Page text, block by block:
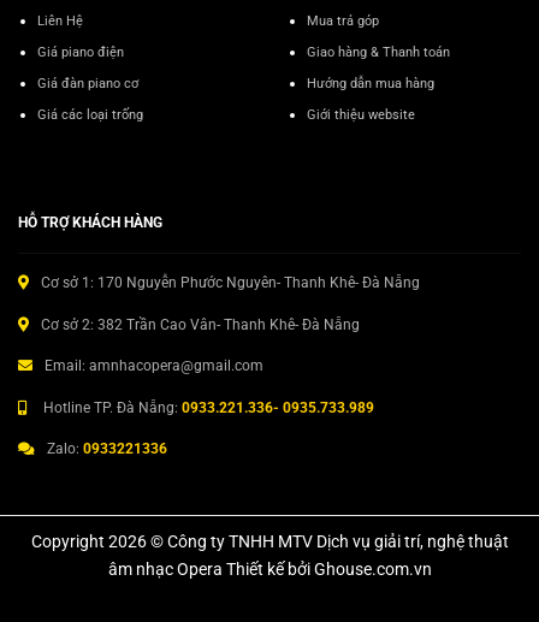
Liên Hệ
Giá piano điện
Giá đàn piano cơ
Giá các loại trống
Mua trả góp
Giao hàng & Thanh toán
Hướng dẫn mua hàng
Giới thiệu website
HỖ TRỢ KHÁCH HÀNG
Cơ sở 1: 170 Nguyễn Phước Nguyên- Thanh Khê- Đà Nẵng
Cơ sở 2: 382 Trần Cao Vân- Thanh Khê- Đà Nẵng
Email: amnhacopera@gmail.com
Hotline TP. Đà Nẵng: 0933.221.336- 0935.733.989
Zalo: 0933221336
Copyright 2026 © Công ty TNHH MTV Dịch vụ giải trí, nghệ thuật
âm nhạc Opera Thiết kế bởi Ghouse.com.vn